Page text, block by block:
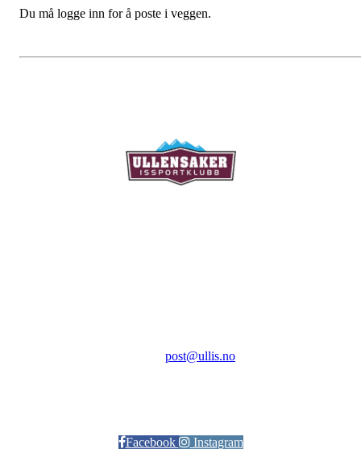
Du må logge inn for å poste i veggen.
post@ullis.no
Facebook Instagram